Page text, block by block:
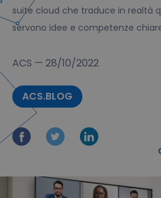
suite cloud che traduce in realtà
servono idee e competenze
ACS — 28/10/2022
ACS.BLOG